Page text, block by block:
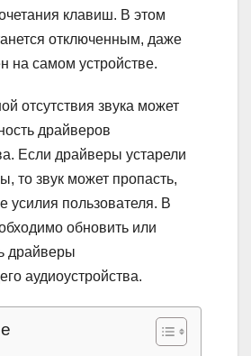
клавиш. В этом
отключенным, даже
на самом устройстве.
отсутствия звука может
драйверов
Если драйверы устарели
то звук может пропасть,
усилия пользователя. В
обновить или
драйверы
аудиоустройства.